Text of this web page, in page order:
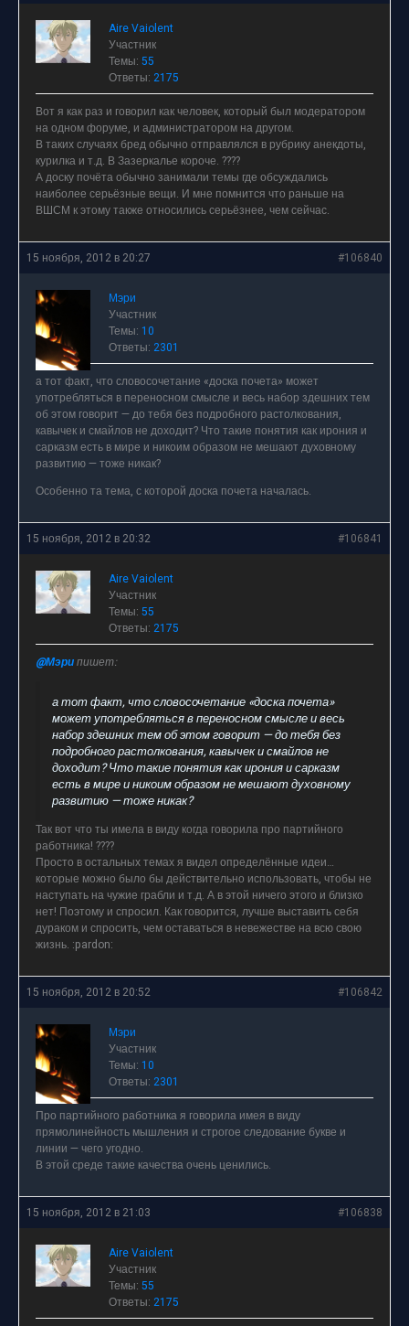
Aire Vaiolent
Участник
Темы: 55
Ответы: 2175
Вот я как раз и говорил как человек, который был модератором
на одном форуме, и администратором на другом.
В таких случаях бред обычно отправлялся в рубрику анекдоты,
курилка и т.д. В Зазеркалье короче. ????
А доску почёта обычно занимали темы где обсуждались
наиболее серьёзные вещи. И мне помнится что раньше на
ВШСМ к этому также относились серьёзнее, чем сейчас.
15 ноября, 2012 в 20:27 #106840
Мэри
Участник
Темы: 10
Ответы: 2301
а тот факт, что словосочетание «доска почета» может
употребляться в переносном смысле и весь набор здешних тем
об этом говорит — до тебя без подробного растолкования,
кавычек и смайлов не доходит? Что такие понятия как ирония и
сарказм есть в мире и никоим образом не мешают духовному
развитию — тоже никак?
Особенно та тема, с которой доска почета началась.
15 ноября, 2012 в 20:32 #106841
Aire Vaiolent
Участник
Темы: 55
Ответы: 2175
@Мэрипишет:
а тот факт, что словосочетание «доска почета»
может употребляться в переносном смысле и весь
набор здешних тем об этом говорит — до тебя без
подробного растолкования, кавычек и смайлов не
доходит? Что такие понятия как ирония и сарказм
есть в мире и никоим образом не мешают духовному
развитию — тоже никак?
Так вот что ты имела в виду когда говорила про партийного
работника! ????
Просто в остальных темах я видел определённые идеи…
которые можно было бы действительно использовать, чтобы не
наступать на чужие грабли и т.д. А в этой ничего этого и близко
нет! Поэтому и спросил. Как говорится, лучше выставить себя
дураком и спросить, чем оставаться в невежестве на всю свою
жизнь. :pardon:
15 ноября, 2012 в 20:52 #106842
Мэри
Участник
Темы: 10
Ответы: 2301
Про партийного работника я говорила имея в виду
прямолинейность мышления и строгое следование букве и
линии — чего угодно.
В этой среде такие качества очень ценились.
15 ноября, 2012 в 21:03 #106838
Aire Vaiolent
Участник
Темы: 55
Ответы: 2175